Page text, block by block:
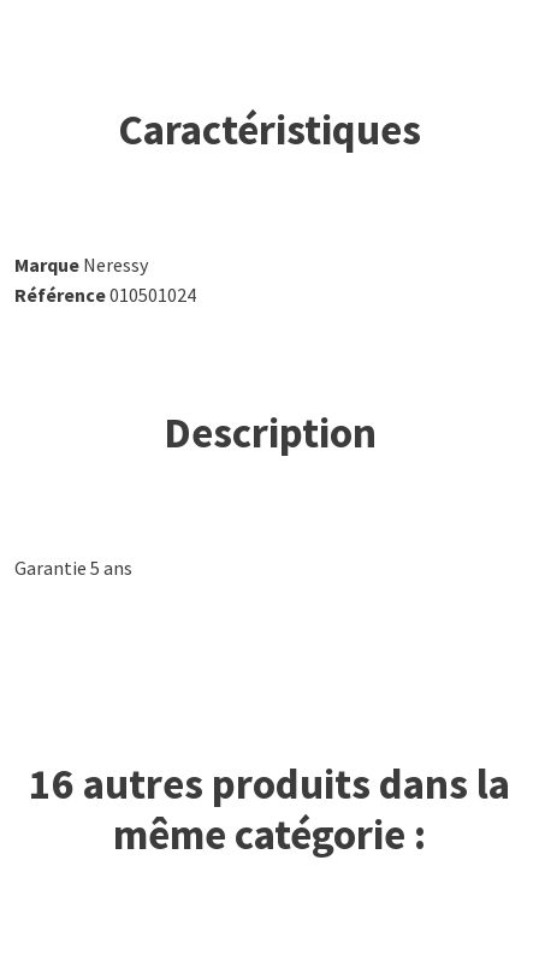
Caractéristiques
Marque Neressy
Référence010501024
Description
Garantie 5 ans
16 autres produits dans la
même catégorie :